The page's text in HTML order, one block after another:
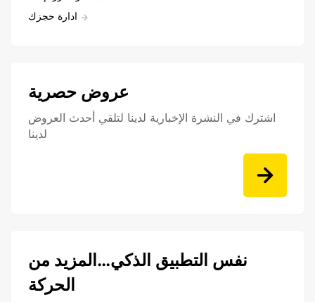
ادارة حجزك
عروض حصرية
اشترك في النشرة الإخبارية لدينا لتلقي أحدث العروض
لدينا
نفس التطبيق الذكي…المزيد من
الحركة